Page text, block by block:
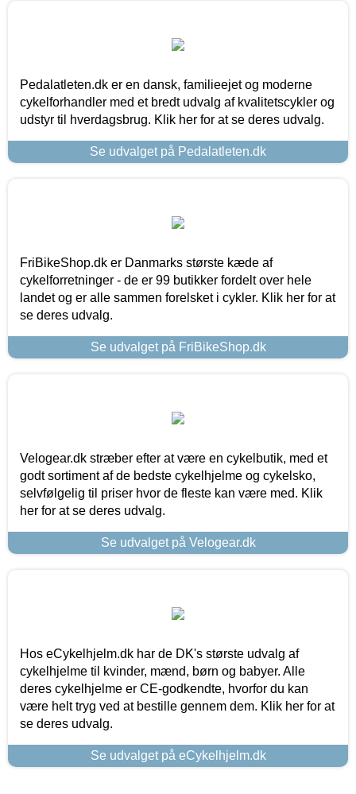
Pedalatleten.dk er en dansk, familieejet og moderne
cykelforhandler med et bredt udvalg af kvalitetscykler og
udstyr til hverdagsbrug. Klik her for at se deres udvalg.
Se udvalget på Pedalatleten.dk
FriBikeShop.dk er Danmarks største kæde af
cykelforretninger - de er 99 butikker fordelt over hele
landet og er alle sammen forelsket i cykler. Klik her for at
se deres udvalg.
Se udvalget på FriBikeShop.dk
Velogear.dk stræber efter at være en cykelbutik, med et
godt sortiment af de bedste cykelhjelme og cykelsko,
selvfølgelig til priser hvor de fleste kan være med. Klik
her for at se deres udvalg.
Se udvalget på Velogear.dk
Hos eCykelhjelm.dk har de DK's største udvalg af
cykelhjelme til kvinder, mænd, børn og babyer. Alle
deres cykelhjelme er CE-godkendte, hvorfor du kan
være helt tryg ved at bestille gennem dem. Klik her for at
se deres udvalg.
Se udvalget på eCykelhjelm.dk